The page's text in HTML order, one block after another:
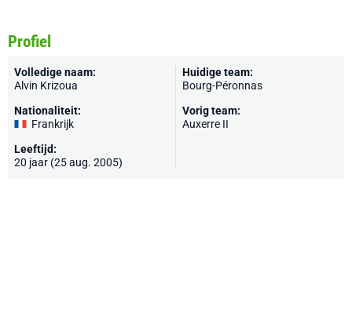
Profiel
Volledige naam:
Alvin Krizoua
Nationaliteit:
Frankrijk
Leeftijd:
20 jaar (25 aug. 2005)
Huidige team:
Bourg-Péronnas
Vorig team:
Auxerre II